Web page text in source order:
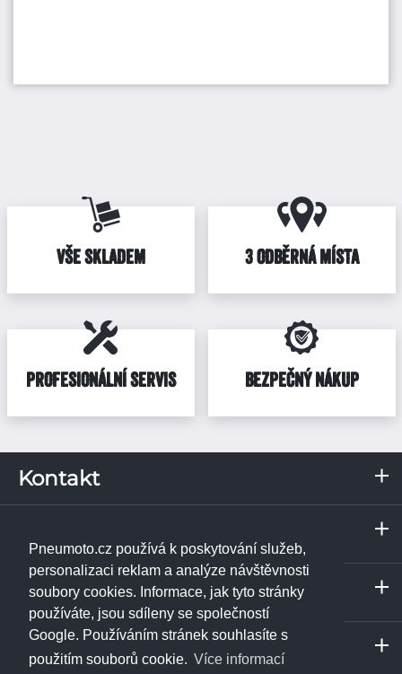
Pneumoto.cz používá k poskytování služeb,
personalizaci reklam a analýze návštěvnosti
soubory cookies. Informace, jak tyto stránky
používáte, jsou sdíleny se společností
Google. Používáním stránek souhlasíte s
použitím souborů cookie. Více informací
VŠE SKLADEM 3 ODBĚRNÁ MÍSTA
PROFESIONÁLNÍ SERVIS BEZPEČNÝ NÁKUP
Kontakt
373 67Borek u Českých Budějovic
IČ: 02531348
DIČ: CZ02531348
Tel.:+420 774 740 708
info@pneumoto.cz
Praha
Janpet - pneuservis
Libušská 230/74
142 00 Praha 4 - Libuš
ukázat na mapě
Tel.:+420 773 471 156
Servis a odběrné místo
České Budějovice
RKN, s.r.o. - pneuservis
Pražská 287
373 67 Borek u Českých Budějovic
Servis a odběrné místo
Říčany